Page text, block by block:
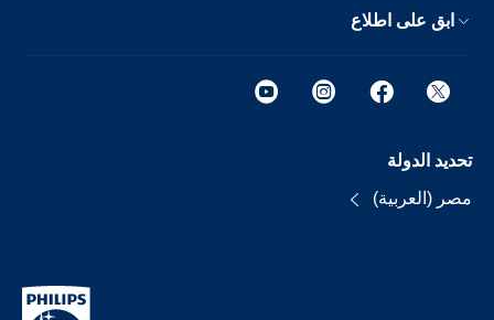
ابق على اطلاع
تحديد الدولة
مصر (العربية)